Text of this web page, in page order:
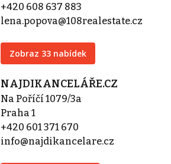
+420 608 637 883
lena.popova@108realestate.cz
Zobraz 33 nabídek
NAJDIKANCELÁŘE.CZ
Na Poříčí 1079/3a
Praha 1
+420 601 371 670
info@najdikancelare.cz